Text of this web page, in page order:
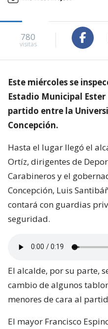
780
visitas
Este miércoles se
Estadio Municipal
partido entre la
Concepción.
Hasta el lugar llegó el
Ortíz, dirigentes de
Carabineros y el
Concepción, Luis
contará con guardias
seguridad.
El alcalde, por su parte,
cambio de algunos
menores de cara al
El mayor Francisco